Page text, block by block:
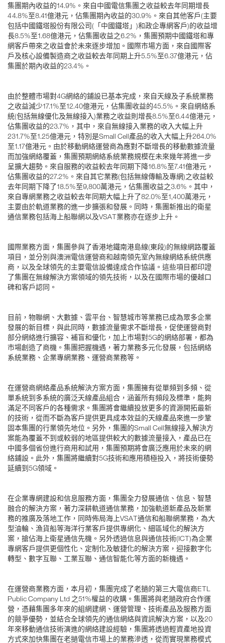
集團期內收益的14.9%。來自中國電信集團之收益較去年同期增長
44.8%至8.41億港元，佔集團期內收益的30.9%。來自其他客戶(主要
包括中國鐵塔股份有限公司(「中國鐵塔」)和政企專網客戶)的收益增
長8.5%至1.68億港元，佔集團收益之6.2%，集團預期中國鐵塔和專
網客戶帶來之收益會於未來逐步增加。國際市場方面，來自國際客
戶及核心設備製造商之收益較去年同期上升5.5%至6.37億港元，佔
集團於期內收益的23.4%。
由於整體市場對4G網絡的鋪設已基本完成，來自天線及子系統業務
之收益減少17.1%至12.40億港元，佔集團收益的45.5%。來自網絡系
統(包括無線優化及無線接入)業務之收益則增長8.5%至6.44億港元，
佔集團收益的23.7%，其中，來自無線接入業務的收入大幅上升
231.7%至1.25億港元，特別是Small Cell產品的收入大幅上升264.0%
至1.17億港元。由於移動網絡運營商為應對不斷增長的移動數據流量
而加強網絡覆蓋，集團預期網絡系統業務規模在未來幾年將進一步
呈擴大趨勢。來自服務的收益較去年同期下降16.8%至7.41億港元，
佔集團收益的27.2%。來自其它業務(包括無線傳輸及專網)之收益較
去年同期下降了18.5%至9,800萬港元，佔集團收益之3.6%。其中，
來自專網業務之收益較去年同期大幅上升了82.0%至1,400萬港元，
主要由於軌道業務的進一步擴張和發展。同時，集團新推出的衛星
通信業務包括海上船聯網以及VSAT業務亦在逐步上升。
國際業務方面，集團參與了香港地鐵南港島線(東段)的無線網路覆蓋
項目，並分別與澳洲電信運營商和越南領先室內無線網絡系統供應
商，以及全球領先的主要電信設備達成合作協議。這些項目都印證
了集團在無線解決方案領域的領先技術，以及在國際市場的優越口
碑和客戶認同。
目前，物聯網、大數據、雲平台、智慧城市等業務已成為眾多企業
發展的新目標，與此同時，數據流量需求不斷增長，促使運營商對
部分網絡進行擴容、補盲和優化，加上市場對5G的網絡部署，都為
市場創造了商機。集團把握機遇，著力業務多元化發展，包括網絡
系統業務、企業專網業務、運營商業務等。
在運營商網絡產品系統解決方案方面，集團擁有從單頻到多頻、從
單系統到多系統的廣泛天線產品組合，涵蓋所有頻段及標準，能夠
滿足不同客戶的各種需求。集團將會繼續投放更多的資源開拓最新
的技術，從而不斷為客戶提供更具成本效益的天線產品來進一步鞏
固本集團的行業領先地位。另外，集團的Small Cell無線接入解決方
案能為覆蓋不到或較弱的地區提供較大的數據流量接入，產品已在
中國多個省份進行商用和試用，集團預期將會廣泛應用於未來的網
絡鋪設。此外，集團將繼續對5G技術和應用積極投入，將技術優勢
延續到5G領域。
在企業專網建設和信息服務方面，集團全力發展通信、信息、智慧
融合的解決方案，著力深耕軌道通信業務，加強軌道新產品及新業
務的推廣及落地工作，同時佈局海上VSAT通信和船聯網業務，為大
型油輪、漁貨船等海洋行業客戶提供專網化、細區域化的解決方
案，搶佔海上衛星通信先機。另外透過信息與通信技術(ICT)為企業
專網客戶提供更個性化、定制化及敏捷化的解決方案，迎接數字化
轉型、數字互聯、工業互聯、通信智能化等方面的新機遇。
在運營商業務方面，本月初，集團完成了老撾的第三大電信商ETL
Public Company Ltd 之51%權益的收購。集團將與老撾政府合作運
營，憑藉集團多年來的組網建網、運營管理、技術產品及服務方面
的競爭優勢，並結合全球領先的通信網絡與資訊解決方案，以及20
年來移動通信技術演進的網絡建設經驗，集團將透過輕資產地投資
方式來加快集團在老撾電信市場上的業務滲透，從而實現業務模式